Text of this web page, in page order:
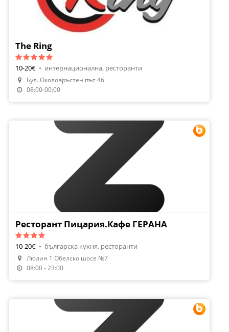
Направи Резервация
The Ring
10-20€ • интернационална, ресторанти
Бул. Околовръстен път 46
08:00-00:00
Направи Резервация
Ресторант Пицария.Кафе ГЕРАНА
10-20€ • българска кухня, ресторанти
Люлин 1 Обелско шосе №7
08:00 - 23:00